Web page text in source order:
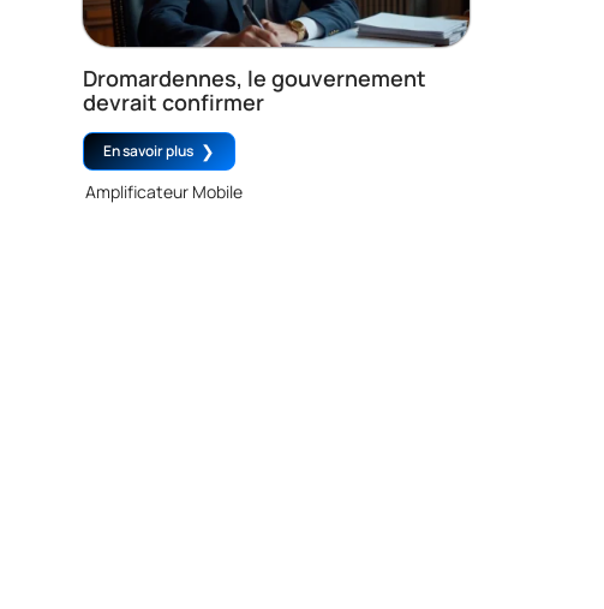
Dromardennes, le gouvernement
devrait confirmer
En savoir plus
Amplificateur Mobile